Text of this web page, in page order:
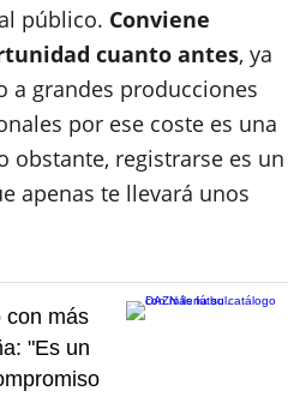
público. Conviene
cuanto antes, ya
a grandes producciones
por ese coste es una
obstante, registrarse es un
apenas te llevará unos
con más
"Es un